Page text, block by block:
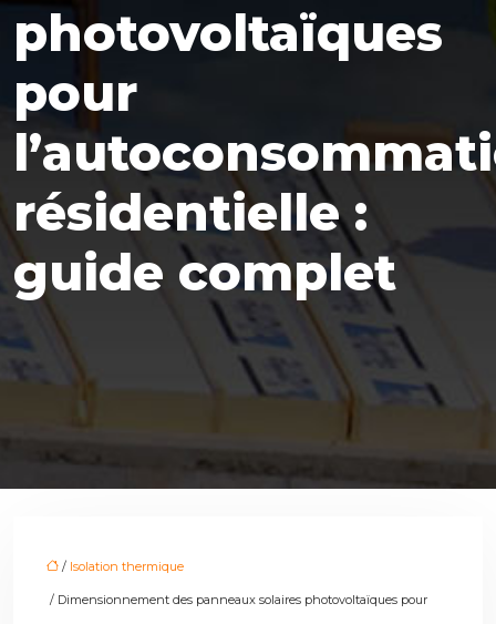
photovoltaïques
pour
résidentielle :
guide complet
/ Isolation thermique
/ Dimensionnement des panneaux solaires photovoltaïques pour